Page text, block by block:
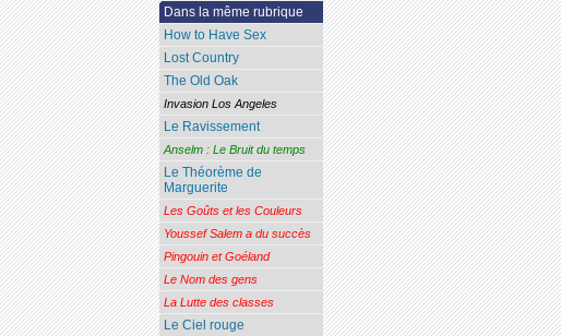
Dans la même rubrique
How to Have Sex
Lost Country
The Old Oak
Invasion Los Angeles
Le Ravissement
Anselm : Le Bruit du temps
Le Théorème de
Marguerite
Les Goûts et les Couleurs
Youssef Salem a du succès
Pingouin et Goéland
Le Nom des gens
La Lutte des classes
Le Ciel rouge